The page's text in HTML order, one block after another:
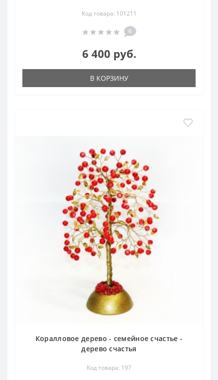
Код товара: 101211
0
6 400 руб.
В КОРЗИНУ
Коралловое дерево - семейное счастье -
дерево счастья
Код товара: 197